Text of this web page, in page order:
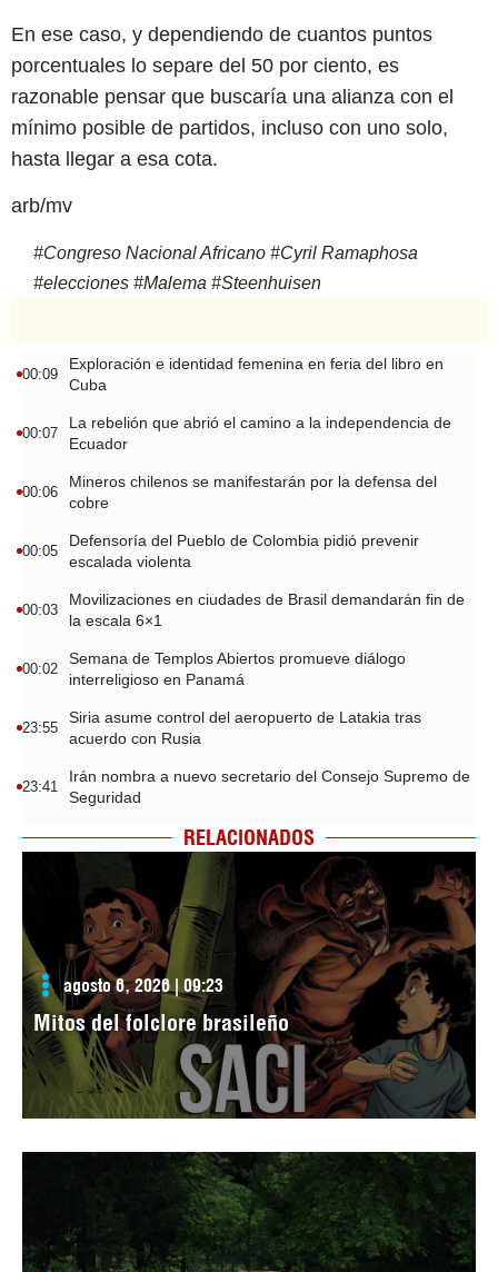
En ese caso, y dependiendo de cuantos puntos
porcentuales lo separe del 50 por ciento, es
razonable pensar que buscaría una alianza con el
mínimo posible de partidos, incluso con uno solo,
hasta llegar a esa cota.
arb/mv
#Congreso Nacional Africano #Cyril Ramaphosa
#elecciones #Malema #Steenhuisen
00:09
Exploración e identidad femenina en feria del libro en
Cuba
00:07
La rebelión que abrió el camino a la independencia de
Ecuador
00:06
Mineros chilenos se manifestarán por la defensa del
cobre
00:05
Defensoría del Pueblo de Colombia pidió prevenir
escalada violenta
00:03
Movilizaciones en ciudades de Brasil demandarán fin de
la escala 6×1
00:02
Semana de Templos Abiertos promueve diálogo
interreligioso en Panamá
23:55
Siria asume control del aeropuerto de Latakia tras
acuerdo con Rusia
23:41
Irán nombra a nuevo secretario del Consejo Supremo de
Seguridad
RELACIONADOS
agosto 6, 2026 | 09:23
Mitos del folclore brasileño